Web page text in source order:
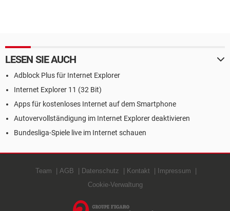
LESEN SIE AUCH
Adblock Plus für Internet Explorer
Internet Explorer 11 (32 Bit)
Apps für kostenloses Internet auf dem Smartphone
Autovervollständigung im Internet Explorer deaktivieren
Bundesliga-Spiele live im Internet schauen
Team AGB Datenschutz Kontakt
Impressum
Cookie-Verwaltung